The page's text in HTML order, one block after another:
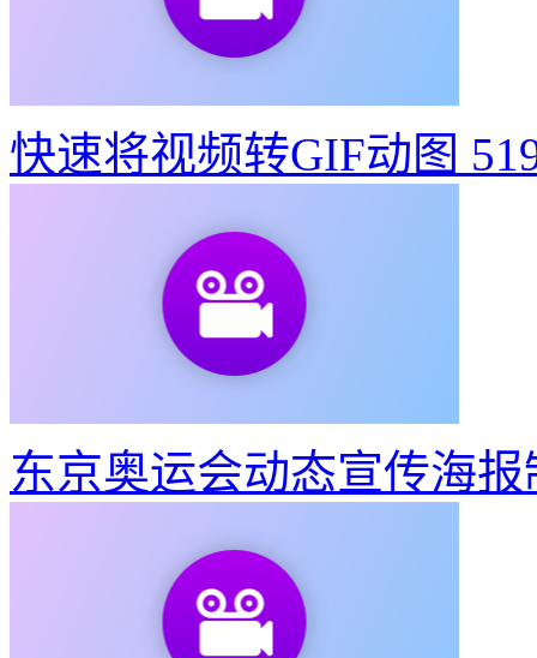
快速将视频转GIF动图
东京奥运会动态宣传海